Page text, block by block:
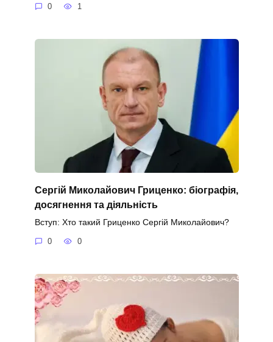
0 1
Сергій Миколайович Гриценко: біографія,
досягнення та діяльність
Вступ: Хто такий Гриценко Сергій Миколайович?
0 0